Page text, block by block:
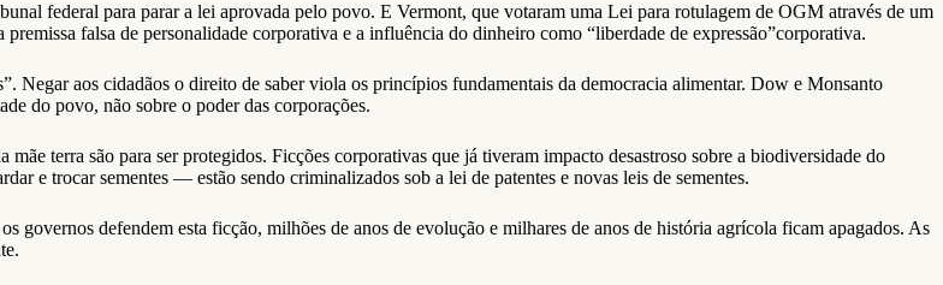
federal para parar a lei aprovada pelo povo. E Vermont, que votaram uma Lei para rotulagem de OGM através de um
falsa de personalidade corporativa e a influência do dinheiro como “liberdade de expressão”corporativa.
Negar aos cidadãos o direito de saber viola os princípios fundamentais da democracia alimentar. Dow e Monsanto
do povo, não sobre o poder das corporações.
terra são para ser protegidos. Ficções corporativas que já tiveram impacto desastroso sobre a biodiversidade do
e trocar sementes — estão sendo criminalizados sob a lei de patentes e novas leis de sementes.
governos defendem esta ficção, milhões de anos de evolução e milhares de anos de história agrícola ficam apagados. As